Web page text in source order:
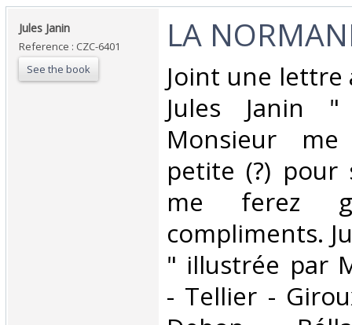
‎Jules Janin‎
Reference : CZC-6401
See the book
‎LA
‎Joint une
Jules Janin
Monsieur
petite (?) pour
me ferez
compliments.
" illustrée par
- Tellier -